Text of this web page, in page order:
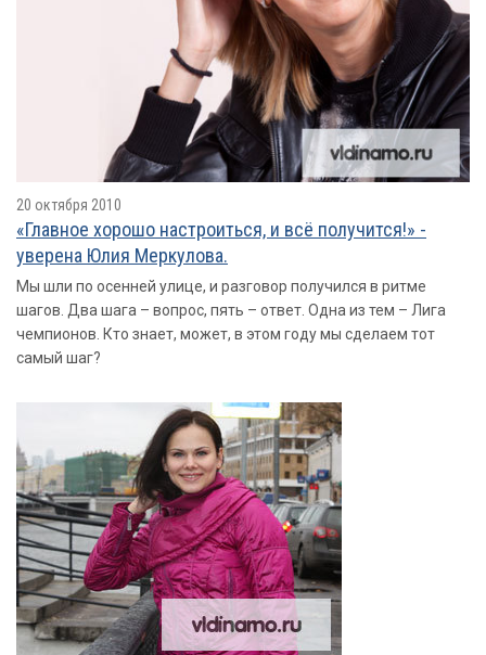
20 октября 2010
«Главное хорошо настроиться, и всё получится!» -
уверена Юлия Меркулова.
Мы шли по осенней улице, и разговор получился в ритме
шагов. Два шага – вопрос, пять – ответ. Одна из тем – Лига
чемпионов. Кто знает, может, в этом году мы сделаем тот
самый шаг?